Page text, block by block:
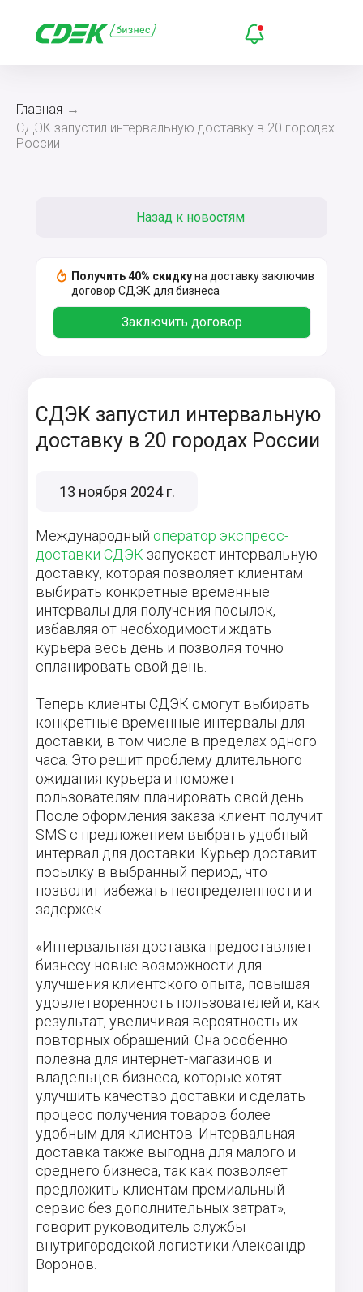
Главная →
СДЭК запустил интервальную доставку в 20 городах
России
Назад к новостям
Получить 40% скидкуна доставку заключив
договор СДЭК для бизнеса
Заключить договор
Международный оператор экспресс-
доставки СДЭК запускает интервальную
доставку, которая позволяет клиентам
выбирать конкретные временные
интервалы для получения посылок,
избавляя от необходимости ждать
курьера весь день и позволяя точно
спланировать свой день.
Теперь клиенты СДЭК смогут выбирать
конкретные временные интервалы для
доставки, в том числе в пределах одного
часа. Это решит проблему длительного
ожидания курьера и поможет
пользователям планировать свой день.
После оформления заказа клиент получит
SMS с предложением выбрать удобный
интервал для доставки. Курьер доставит
посылку в выбранный период, что
позволит избежать неопределенности и
задержек.
«Интервальная доставка предоставляет
бизнесу новые возможности для
улучшения клиентского опыта, повышая
удовлетворенность пользователей и, как
результат, увеличивая вероятность их
повторных обращений. Она особенно
полезна для интернет-магазинов и
владельцев бизнеса, которые хотят
улучшить качество доставки и сделать
процесс получения товаров более
удобным для клиентов. Интервальная
доставка также выгодна для малого и
среднего бизнеса, так как позволяет
предложить клиентам премиальный
сервис без дополнительных затрат», –
говорит руководитель службы
внутригородской логистики Александр
Воронов.
СДЭК запустил интервальную
доставку в 20 городах России
13 ноября 2024 г.